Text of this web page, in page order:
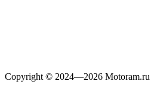
Copyright © 2024—2026 Motoram.ru